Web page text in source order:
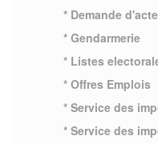
* Demande
* Gendarmerie
* Listes
* Offres Emplois
* Service des
* Service des